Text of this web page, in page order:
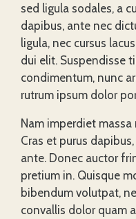
sed ligula sodales, a
dapibus, ante nec
ligula, nec cursus
dui elit. Suspendisse
condimentum, nunc
rutrum ipsum dolor
Nam imperdiet
Cras et purus
ante. Donec auctor
pretium in. Quisque
bibendum volutpat,
convallis dolor quam